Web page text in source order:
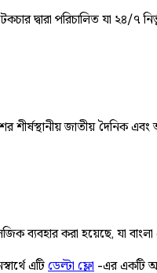
দ্বারা পরিচালিত যা ২৪/৭
শীর্ষস্থানীয় জাতীয়
ব্যবহার করা হয়েছে, যা
এটিডেল্টা ফ্লো -এর একটি